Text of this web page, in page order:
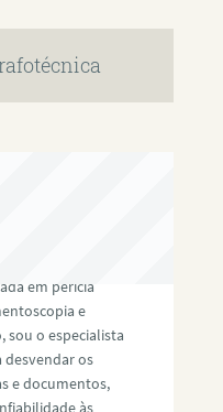
em perícia
e
sou o especialista
desvendar os
e documentos,
às